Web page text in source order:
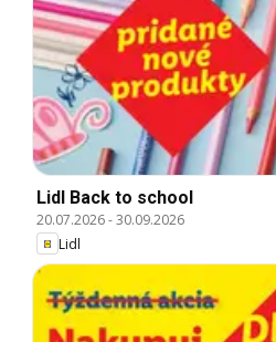
Lidl Back to school
20.07.2026-30.09.2026
Lidl